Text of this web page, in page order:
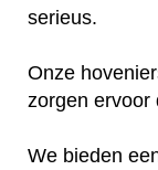
serieus.
Onze
zorgen ervoor
We bieden